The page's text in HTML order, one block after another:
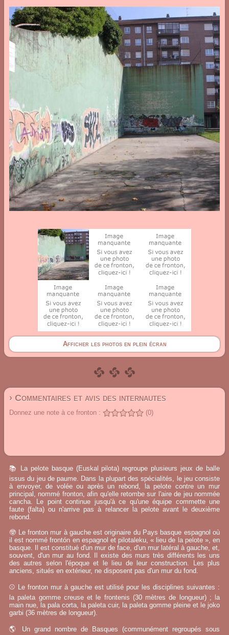
Afficher les photos en plein écran
› Commentaires et avis des internautes
Donnez une note à ce fronton : (0)
📚 La pelote basque (Euskal pilota) regroupe plusieurs jeux de balle
issus du jeu de paume. Dans la plupart des spécialités, le jeu consiste
à envoyer, de volée ou après un rebond, la pelote contre un mur
principal, nommé fronton, afin qu'elle retombe sur l'aire de jeu nommée
cancha. Le point continue jusqu'à ce qu'une équipe commette une
faute (falta) ou n'arrive pas à relancer la pelote avant le deuxième
rebond.
🤓 Le fronton mur à gauche est originaire du Pays basque espagnol où
il est nommé frontón en espagnol et pilotaleku, « lieu de la pelote », en
basque. Il est constitué d'un mur de face, d'un mur latéral à gauche, et,
souvent, d'un mur au fond. Il existe des murs très différents les uns
des autres selon l'époque et le lieu de leur construction. Les plus
anciens, situés en extérieur, ne disposent pas d'un mur du fond.
⚾ Le fronton mur à gauche est utilisé pour les disciplines suivantes :
la paleta gomme creuse et le frontenis (30 mètres de longueur) ; la
main nue, la pala corta, la paleta cuir, la paleta gomme pleine et le joko
garbi (36 mètres de longueur).
🌎 Un grand nombre de Basques (communément regroupés sous